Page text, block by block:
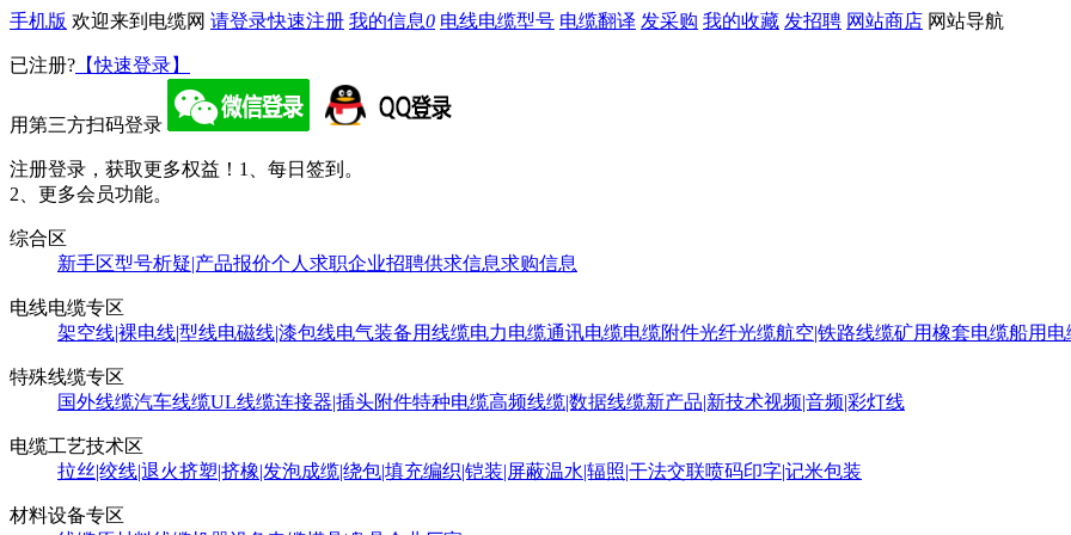
手机版 欢迎来到电缆网 请登录快速注册 我的信息0 电线电缆型号 电缆翻译 发采购 我的收藏 发招聘 网站商店 网站导航
已注册? 【快速登录】
用第三方扫码登录
注册登录，获取更多权益！ 1、每日签到。
2、更多会员功能。
综合区
新手区型号析疑|产品报价个人求职企业招聘供求信息求购信息
电线电缆专区
架空线|裸电线|型线电磁线|漆包线电气装备用线缆电力电缆通讯电缆电缆附件光纤光缆航空|铁路线缆矿用橡套电缆船用电
特殊线缆专区
国外线缆汽车线缆UL线缆连接器|插头附件特种电缆高频线缆|数据线缆新产品|新技术视频|音频|彩灯线
电缆工艺技术区
拉丝|绞线|退火挤塑|挤橡|发泡成缆|绕包|填充编织|铠装|屏蔽温水|辐照|干法交联喷码印字|记米包装
材料设备专区